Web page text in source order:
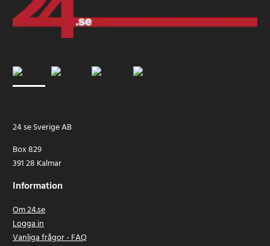
24 se Sverige AB
Box 829
391 28 Kalmar
Information
Om 24.se
Logga in
Vanliga frågor - FAQ